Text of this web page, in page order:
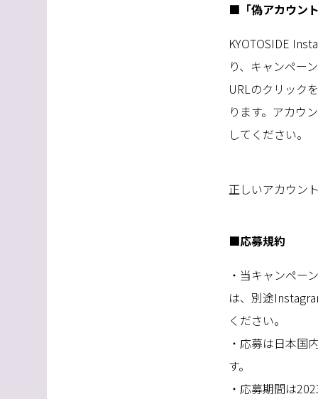
■「偽アカウン
KYOTOSIDE
り、キャンペー
URLのクリック
ります。アカウ
してください。
正しいアカウ
■応募規約
・当キャンペー
は、別途
ください。
・応募は日本国
す。
・応募期間は